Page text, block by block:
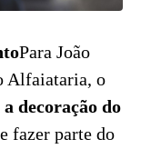
Para João
Alfaiataria, o
decoração do
fazer parte do